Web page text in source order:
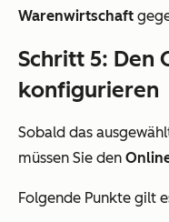
Warenwirtschaft
Schritt 5: Den
konfigurieren
Sobald das
müssen Sie den
Folgende Punkte gilt